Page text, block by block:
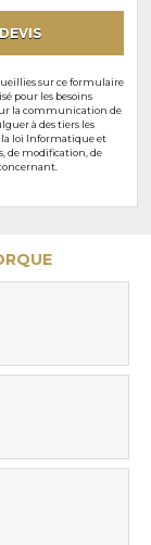
sur ce formulaire
pour les besoins
la communication de
à des tiers les
la loi Informatique et
de modification, de